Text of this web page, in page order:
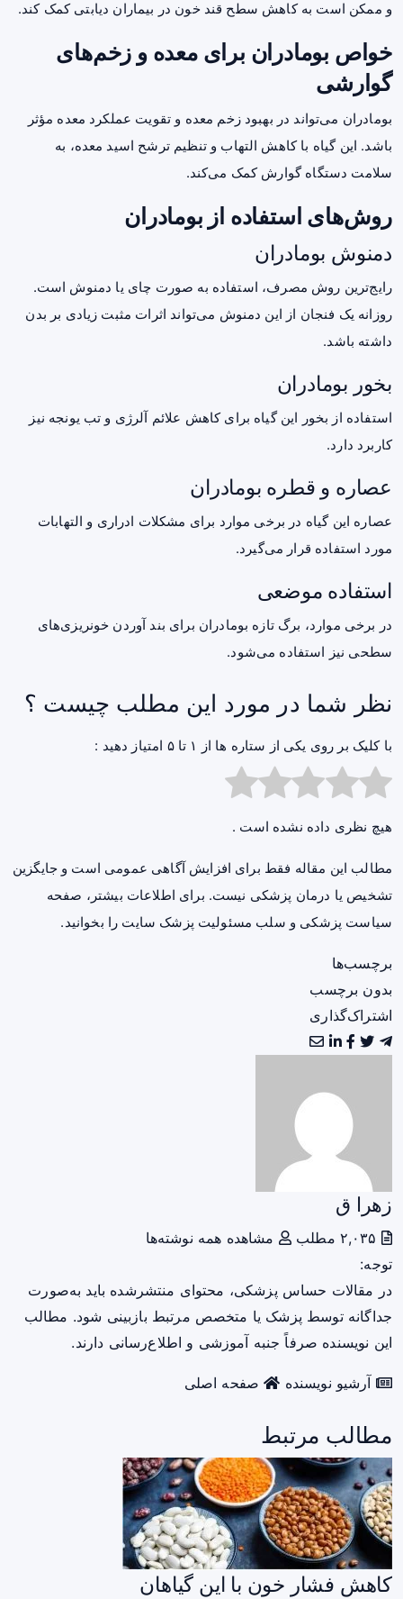
و ممکن است به کاهش سطح قند خون در بیماران دیابتی کمک کند.
خواص بومادران برای معده و زخم‌های
گوارشی
بومادران می‌تواند در بهبود زخم معده و تقویت عملکرد معده مؤثر
باشد. این گیاه با کاهش التهاب و تنظیم ترشح اسید معده، به
سلامت دستگاه گوارش کمک می‌کند.
روش‌های استفاده از بومادران
دمنوش بومادران
رایج‌ترین روش مصرف، استفاده به صورت چای یا دمنوش است.
روزانه یک فنجان از این دمنوش می‌تواند اثرات مثبت زیادی بر بدن
داشته باشد.
بخور بومادران
استفاده از بخور این گیاه برای کاهش علائم آلرژی و تب یونجه نیز
کاربرد دارد.
عصاره و قطره بومادران
عصاره این گیاه در برخی موارد برای مشکلات ادراری و التهابات
مورد استفاده قرار می‌گیرد.
استفاده موضعی
در برخی موارد، برگ تازه بومادران برای بند آوردن خونریزی‌های
سطحی نیز استفاده می‌شود.
نظر شما در مورد این مطلب چیست ؟
با کلیک بر روی یکی از ستاره ها از ۱ تا ۵ امتیاز دهید :
هیچ نظری داده نشده است .
مطالب این مقاله فقط برای افزایش آگاهی عمومی است و جایگزین
تشخیص یا درمان پزشکی نیست. برای اطلاعات بیشتر، صفحه
سیاست پزشکی و سلب مسئولیت پزشک سایت را بخوانید.
برچسب‌ها
بدون برچسب
اشتراک‌گذاری
زهرا ق
مشاهده همه نوشته‌ها
توجه:
در مقالات حساس پزشکی، محتوای منتشرشده باید به‌صورت
جداگانه توسط پزشک یا متخصص مرتبط بازبینی شود. مطالب
این نویسنده صرفاً جنبه آموزشی و اطلاع‌رسانی دارند.
آرشیو نویسنده صفحه اصلی
مطالب مرتبط
کاهش فشار خون با این گیاهان